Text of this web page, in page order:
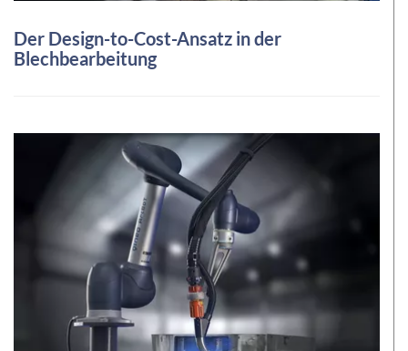
Der Design-to-Cost-Ansatz in der
Blechbearbeitung